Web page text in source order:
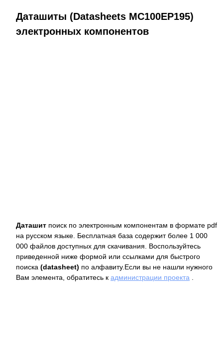
Даташиты (Datasheets MC100EP195)
электронных компонентов
Даташит поиск по электронным компонентам в формате pdf
на русском языке. Бесплатная база содержит более 1 000
000 файлов доступных для скачивания. Воспользуйтесь
приведенной ниже формой или ссылками для быстрого
поиска (datasheet) по алфавиту.Если вы не нашли нужного
Вам элемента, обратитесь к администрации проекта